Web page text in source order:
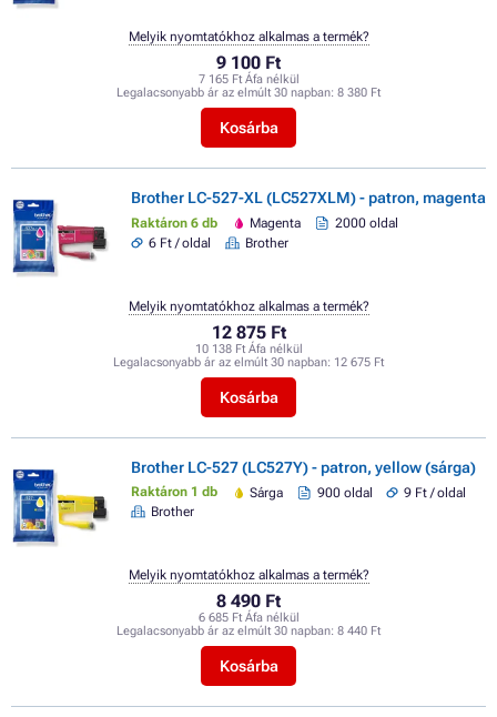
9 100 Ft
7 165 Ft Áfa nélkül
Legalacsonyabb ár az elmúlt 30 napban: 8 380 Ft
Kosárba
Melyik nyomtatókhoz alkalmas a termék?
Brother LC-527-XL (LC527XLM) - patron, magenta
Raktáron 6 db Magenta
2000 oldal
6 Ft / oldal
Brother
12 875 Ft
10 138 Ft Áfa nélkül
Legalacsonyabb ár az elmúlt 30 napban: 12 675 Ft
Kosárba
Melyik nyomtatókhoz alkalmas a termék?
Brother LC-527 (LC527Y) - patron, yellow (sárga)
Raktáron 1 db Sárga 900 oldal
9 Ft / oldal
Brother
8 490 Ft
6 685 Ft Áfa nélkül
Legalacsonyabb ár az elmúlt 30 napban: 8 440 Ft
Kosárba
Melyik nyomtatókhoz alkalmas a termék?